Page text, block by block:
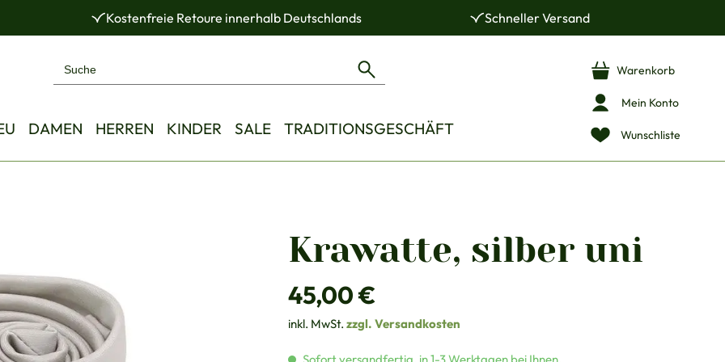
Kostenfreie Retoure innerhalb Deutschlands Schneller Versand
DAMEN HERREN KINDER SALE TRADITIONSGESCHÄFT Wunschliste
Mein Konto
Warenkorb
Krawatte, silber uni
Regulärer Preis:
45,00 €
inkl. MwSt. zzgl. Versandkosten